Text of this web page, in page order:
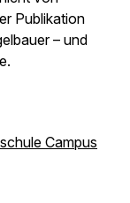
Publikation
– und
Campus